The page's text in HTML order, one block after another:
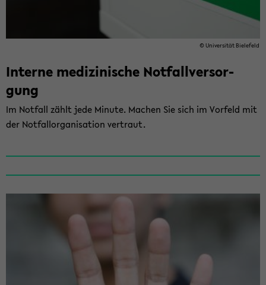
© Uni­ver­si­tät Bie­le­feld
In­ter­ne me­di­zi­ni­sche Not­fall­ver­sor­
gung
Im Not­fall zählt jede Mi­nu­te. Ma­chen Sie sich im Vor­feld mit
der Not­fall­orga­ni­sa­ti­on ver­traut.